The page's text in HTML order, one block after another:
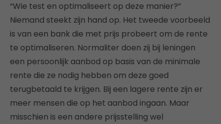
“Wie test en optimaliseert op deze manier?”
Niemand steekt zijn hand op. Het tweede voorbeeld
is van een bank die met prijs probeert om de rente
te optimaliseren. Normaliter doen zij bij leningen
een persoonlijk aanbod op basis van de minimale
rente die ze nodig hebben om deze goed
terugbetaald te krijgen. Bij een lagere rente zijn er
meer mensen die op het aanbod ingaan. Maar
misschien is een andere prijsstelling wel